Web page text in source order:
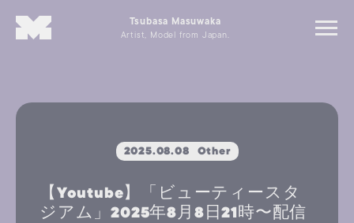
Tsubasa Masuwaka
Artist, Model from Japan.
2025.08.08 Other
【Youtube】「ビューティースタ
ジアム」2025年8月8日21時〜配信